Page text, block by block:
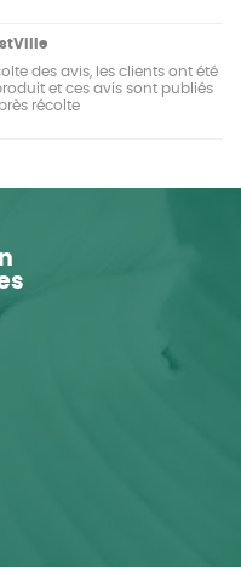
des avis, les clients ont été
et ces avis sont publiés
récolte